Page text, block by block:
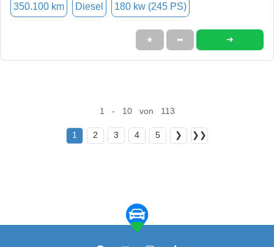
350.100 km Diesel 180 kw (245 PS)
★ ➦ ➜
1 - 10 von 113
1 2 3 4 5 ❯ ❯❯